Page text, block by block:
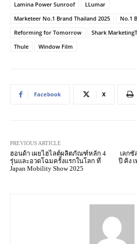
Lamina Power Sunroof
LLumar
Marketeer No.1 Brand Thailand 2025
No.1
Reforming for Tomorrow
Shark MarketingT
Thule
Window Film
Facebook X
PREVIOUS ARTICLE
ฮอนด้า เผยไฮไลต์ผลิตภัณฑ์หลัก 4
รุ่นและอวดโฉมครั้งแรกในโลก ที่
Japan Mobility Show 2025
เลกซั
ปี คิง